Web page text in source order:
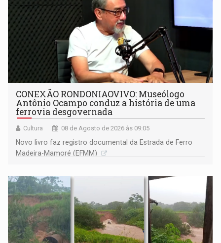
CONEXÃO RONDONIAOVIVO: Museólogo
Antônio Ocampo conduz a história de uma
ferrovia desgovernada
Cultura 08 de Agosto de 2026 às 09:05
Novo livro faz registro documental da Estrada de Ferro
Madeira-Mamoré (EFMM)